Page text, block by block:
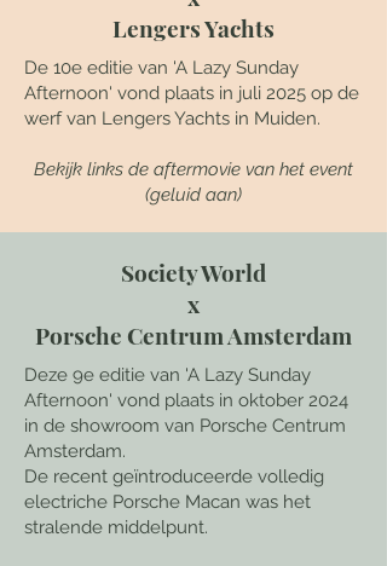
Lengers Yachts
De 10e editie van 'A Lazy Sunday
Afternoon' vond plaats in juli 2025 op de
werf van Lengers Yachts in Muiden.
Bekijk links de aftermovie van het event
(geluid aan)
Society World
x
Porsche Centrum Amsterdam
Deze 9e editie van 'A Lazy Sunday
Afternoon' vond plaats in oktober 2024
in de showroom van Porsche Centrum
Amsterdam.
De recent geïntroduceerde volledig
electriche Porsche Macan was het
stralende middelpunt.